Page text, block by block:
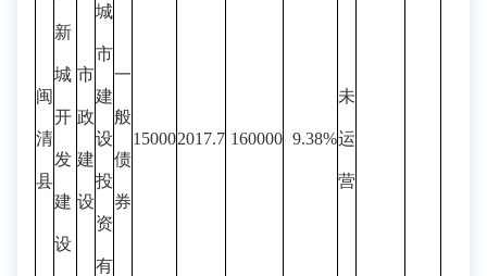
闽
清
县
新
城
开
发
建
设
市
政
建
设
城
市
建
设
投
资
有
一
般
债
券
150002017.7 160000 9.38%
未
运
营